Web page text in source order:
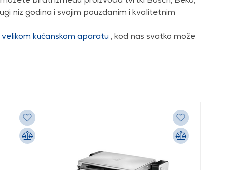
niz godina i svojim pouzdanim i kvalitetnim
velikom kućanskom aparatu
kod nas svatko može